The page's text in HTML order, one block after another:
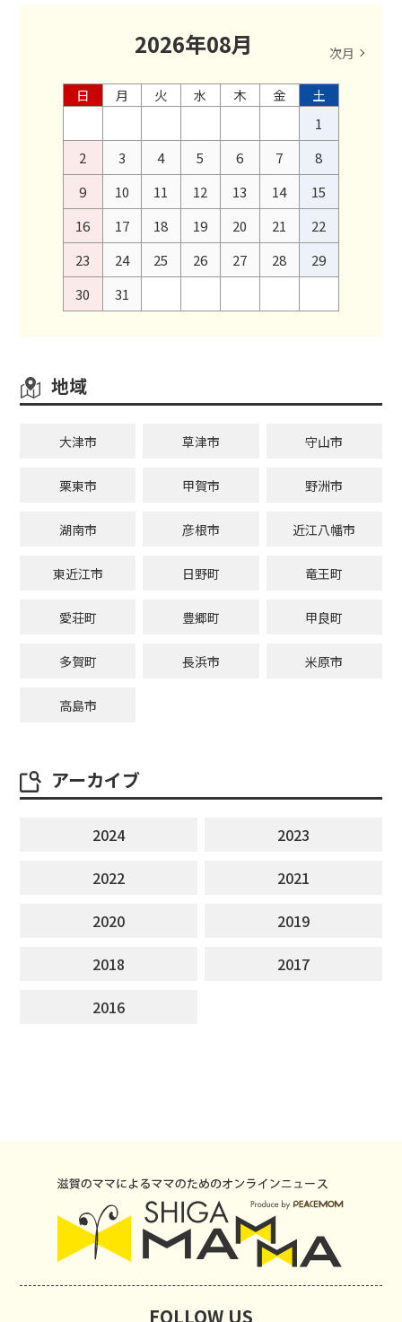
2026年08月 次月
日 月 火 水 木 金
土
1
2
3 4 5 6 7
8
9
10 11 12 13 14
15
16
17 18 19 20 21
22
23
24 25 26 27 28
29
30
31
地域
大津市 草津市 守山市
栗東市 甲賀市 野洲市
湖南市 彦根市 近江八幡市
東近江市 日野町 竜王町
愛荘町 豊郷町 甲良町
多賀町 長浜市 米原市
高島市
アーカイブ
2024
2023
2022
2021
2020
2019
2018
2017
2016
FOLLOW US